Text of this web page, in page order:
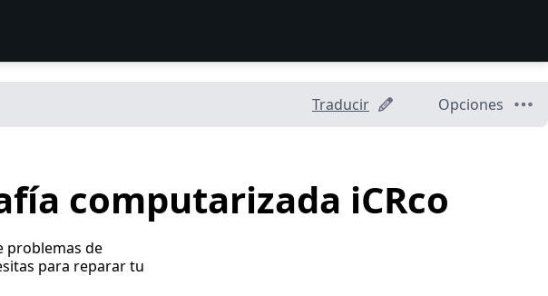
Traducir
Opciones
computarizada iCRco
problemas de
para reparar tu